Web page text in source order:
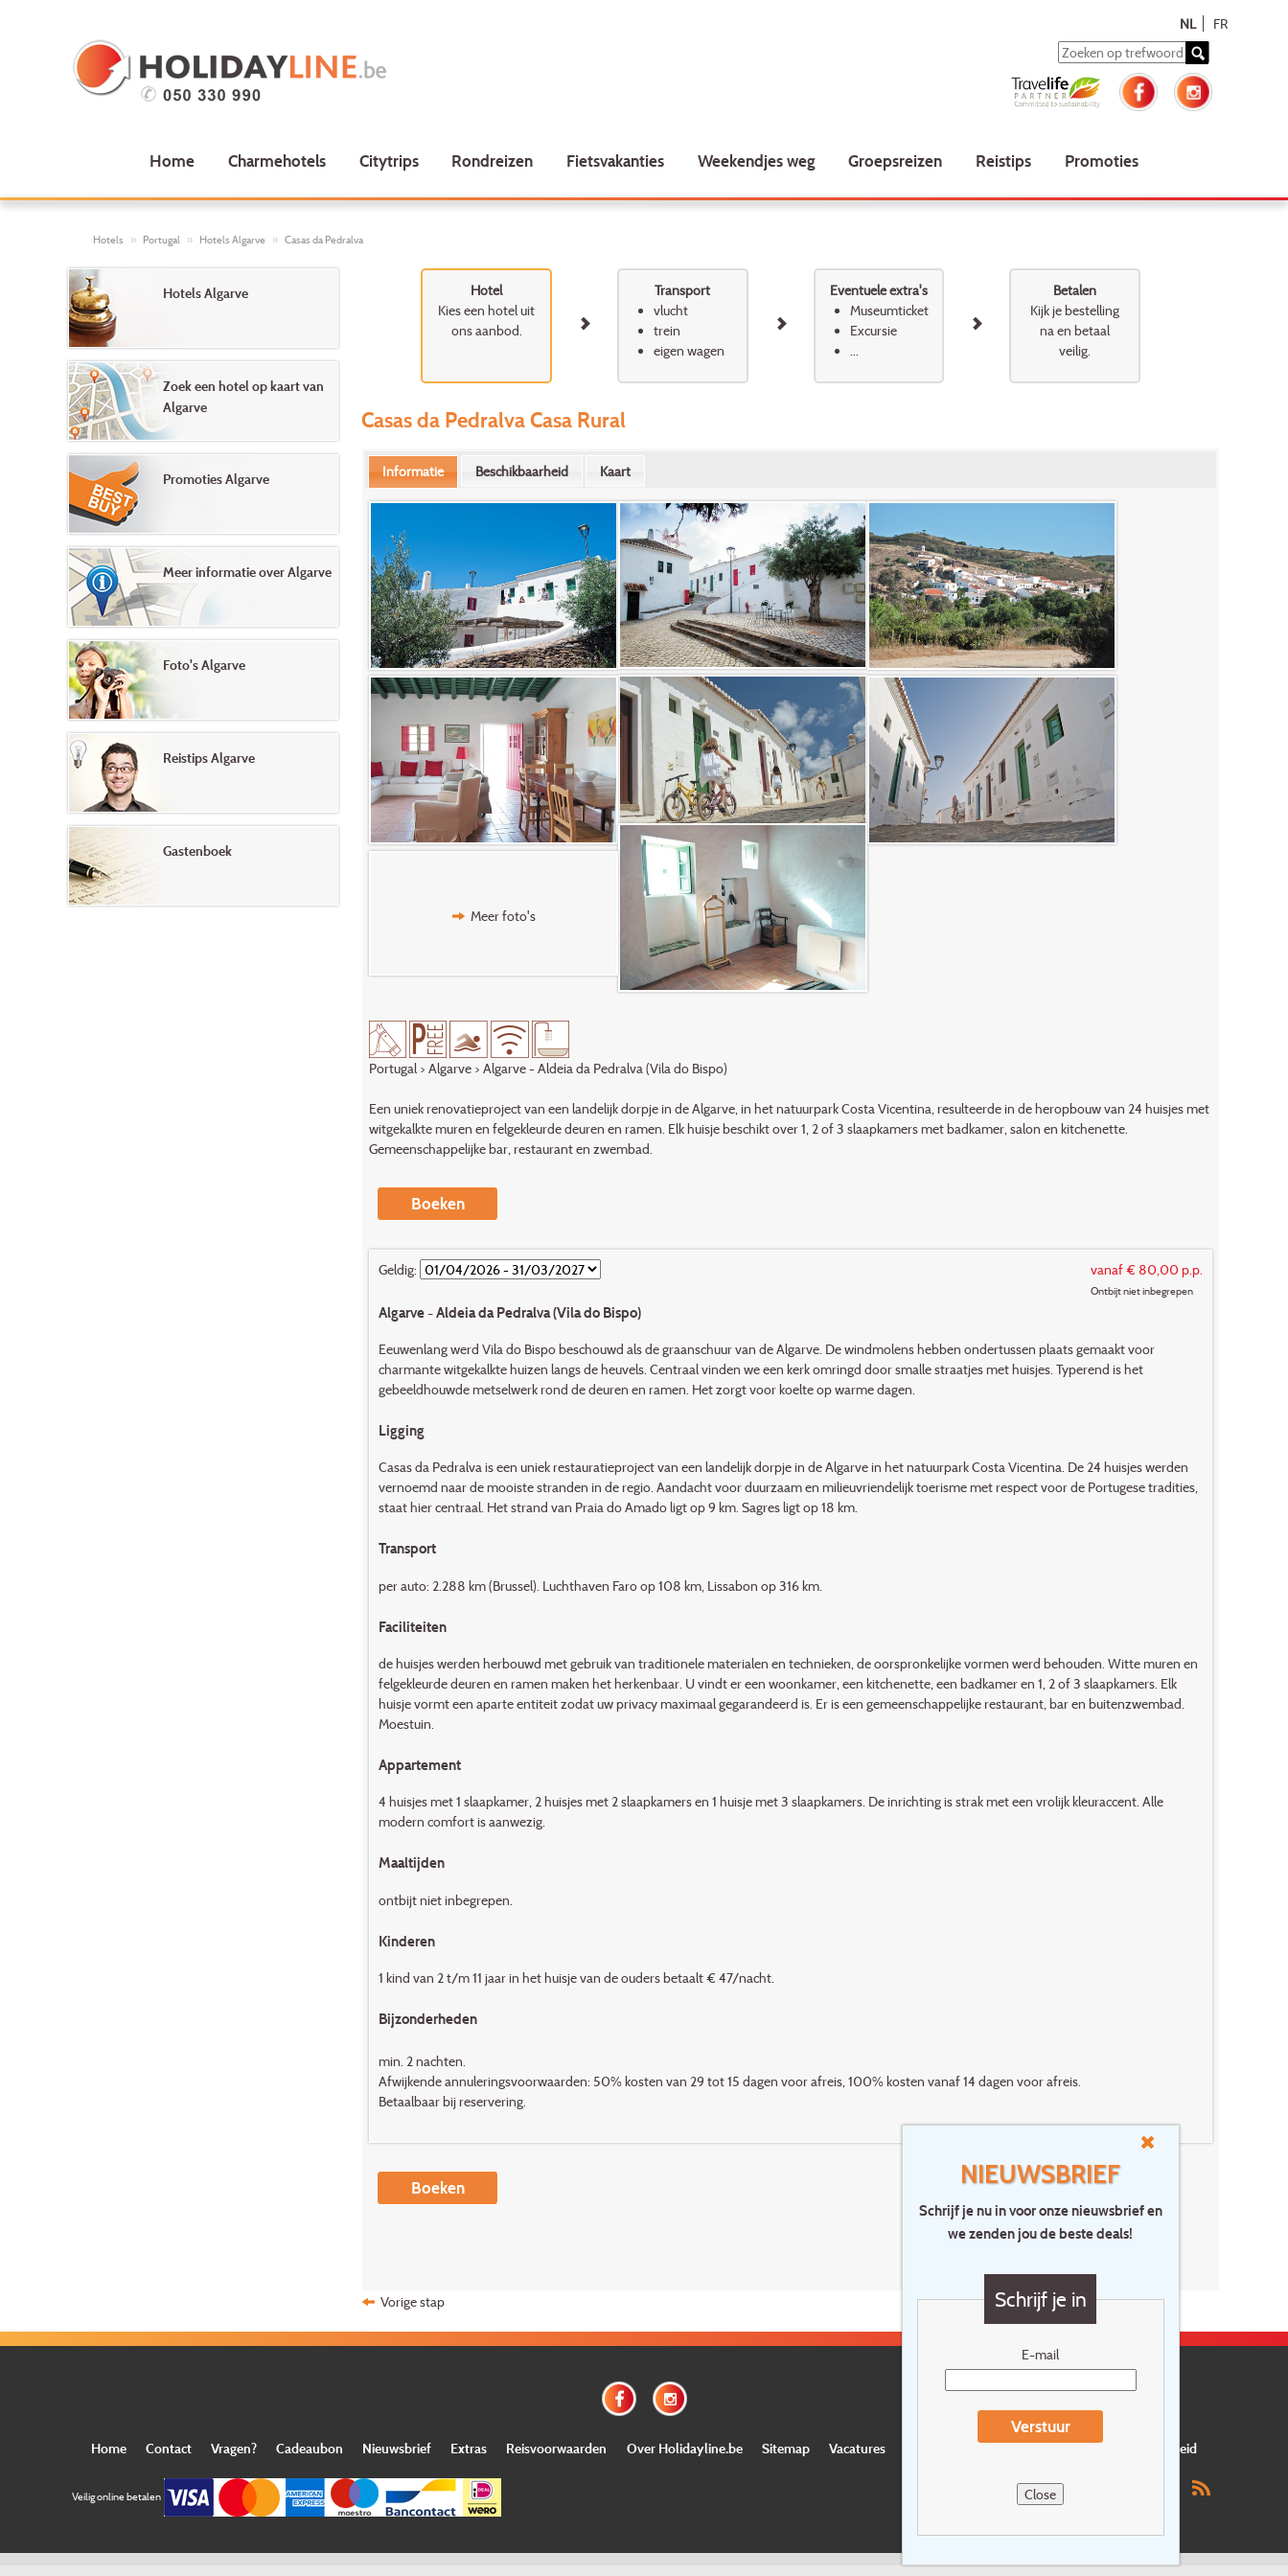
NIEUWSBRIEF
Schrijf je nu in voor onze nieuwsbrief en
we zenden jou de beste deals!
Schrijf je in
E-mail
Verstuur
Close
NL FR
Home Charmehotels Citytrips Rondreizen Fietsvakanties Weekendjes weg Groepsreizen Reistips Promoties
Hotels Portugal Hotels Algarve Casas da Pedralva
Hotel
Kies een hotel uit
ons aanbod.
Transport
vlucht
trein
eigen wagen
Eventuele extra's
Museumticket
Excursie
Betalen
Kijk je bestelling
na en betaal
veilig.
Casas da Pedralva Casa Rural
Informatie Beschikbaarheid Kaart
Meer foto's
Portugal> Algarve> Algarve - Aldeia da Pedralva (Vila do Bispo)
Een uniek renovatieproject van een landelijk dorpje in de Algarve, in het natuurpark Costa Vicentina, resulteerde in de heropbouw van 24 huisjes met
witgekalkte muren en felgekleurde deuren en ramen. Elk huisje beschikt over 1, 2 of 3 slaapkamers met badkamer, salon en kitchenette.
Gemeenschappelijke bar, restaurant en zwembad.
Boeken
vanaf € 80,00 p.p.
Ontbijt niet inbegrepen
Geldig:
Algarve - Aldeia da Pedralva (Vila do Bispo)
Eeuwenlang werd Vila do Bispo beschouwd als de graanschuur van de Algarve. De windmolens hebben ondertussen plaats gemaakt voor
charmante witgekalkte huizen langs de heuvels. Centraal vinden we een kerk omringd door smalle straatjes met huisjes. Typerend is het
gebeeldhouwde metselwerk rond de deuren en ramen. Het zorgt voor koelte op warme dagen.
Ligging
Casas da Pedralva is een uniek restauratieproject van een landelijk dorpje in de Algarve in het natuurpark Costa Vicentina. De 24 huisjes werden
vernoemd naar de mooiste stranden in de regio. Aandacht voor duurzaam en milieuvriendelijk toerisme met respect voor de Portugese tradities,
staat hier centraal. Het strand van Praia do Amado ligt op 9 km. Sagres ligt op 18 km.
Transport
per auto: 2.288 km (Brussel). Luchthaven Faro op 108 km, Lissabon op 316 km.
Faciliteiten
de huisjes werden herbouwd met gebruik van traditionele materialen en technieken, de oorspronkelijke vormen werd behouden. Witte muren en
felgekleurde deuren en ramen maken het herkenbaar. U vindt er een woonkamer, een kitchenette, een badkamer en 1, 2 of 3 slaapkamers. Elk
huisje vormt een aparte entiteit zodat uw privacy maximaal gegarandeerd is. Er is een gemeenschappelijke restaurant, bar en buitenzwembad.
Moestuin.
Appartement
4 huisjes met 1 slaapkamer, 2 huisjes met 2 slaapkamers en 1 huisje met 3 slaapkamers. De inrichting is strak met een vrolijk kleuraccent. Alle
modern comfort is aanwezig.
Maaltijden
ontbijt niet inbegrepen.
Kinderen
1 kind van 2 t/m 11 jaar in het huisje van de ouders betaalt € 47/nacht.
Bijzonderheden
min. 2 nachten.
Afwijkende annuleringsvoorwaarden: 50% kosten van 29 tot 15 dagen voor afreis, 100% kosten vanaf 14 dagen voor afreis.
Betaalbaar bij reservering.
Boeken
Vorige stap
Hotels Algarve
Zoek een hotel op kaart van
Algarve
Promoties Algarve
Meer informatie over Algarve
Foto's Algarve
Reistips Algarve
Gastenboek
Home Contact Vragen? Cadeaubon Nieuwsbrief Extras Reisvoorwaarden Over Holidayline.be Sitemap Vacatures Privacyverklaring Verzekering Duurzaamheid
Veilig online betalen